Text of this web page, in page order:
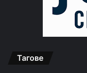
Тагове